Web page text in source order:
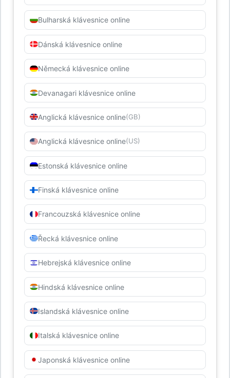
Bulharská klávesnice online
Dánská klávesnice online
Německá klávesnice online
Devanagari klávesnice online
Anglická klávesnice online(GB)
Anglická klávesnice online(US)
Estonská klávesnice online
Finská klávesnice online
Francouzská klávesnice online
Řecká klávesnice online
Hebrejská klávesnice online
Hindská klávesnice online
Islandská klávesnice online
Italská klávesnice online
Japonská klávesnice online